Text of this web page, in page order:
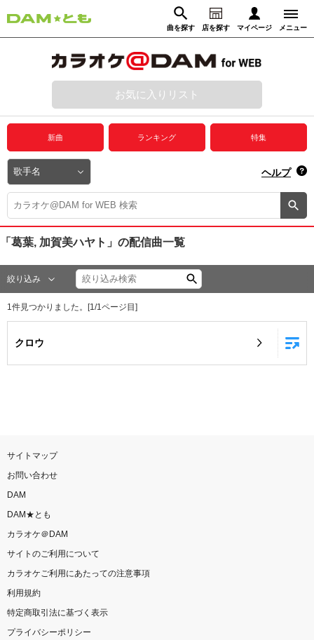
曲を探す 店を探す マイページ メニュー
動画からさがす 録音からさがす
ログイン
プレミアムサービス
DAM★とも動画
DAM★とも録音
カラオケ＠DAM
ユーザー検索
お気に入りリスト
新曲 ランキング 特集
ヘルプ
「葛葉, 加賀美ハヤト」 の配信曲一覧
絞り込み
1 件見つかりました。[1 /1 ページ目]
クロウ
サイトマップ
お問い合わせ
DAM
DAM★とも
カラオケ＠DAM
サイトのご利用について
カラオケご利用にあたっての注意事項
利用規約
特定商取引法に基づく表示
プライバシーポリシー